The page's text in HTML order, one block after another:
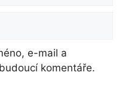
e-mail a
komentáře.